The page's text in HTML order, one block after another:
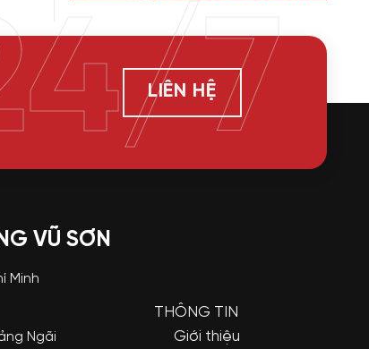
LIÊN HỆ7
VŨ SƠN
Minh
Ngãi
THÔNG TIN
Giới thiệu